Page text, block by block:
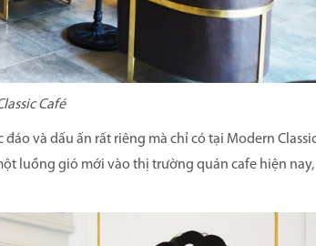
Café
và dấu ấn rất riêng mà chỉ có tại Modern
luồng gió mới vào thị trường quán cafe hiện nay,